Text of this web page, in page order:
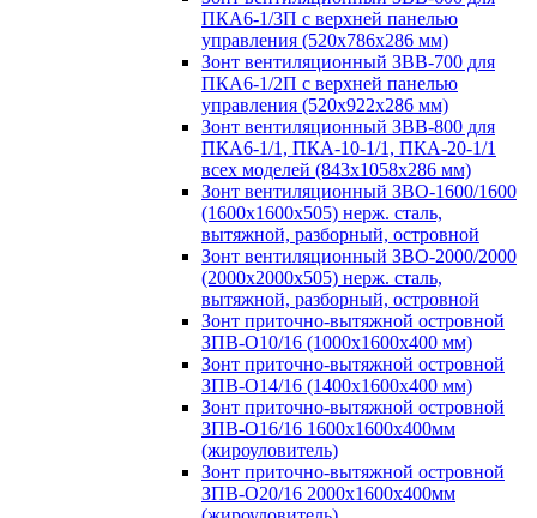
ПКА6-1/3П с верхней панелью
управления (520х786х286 мм)
Зонт вентиляционный ЗВВ-700 для
ПКА6-1/2П с верхней панелью
управления (520х922х286 мм)
Зонт вентиляционный ЗВВ-800 для
ПКА6-1/1, ПКА-10-1/1, ПКА-20-1/1
всех моделей (843х1058х286 мм)
Зонт вентиляционный ЗВО-1600/1600
(1600х1600х505) нерж. сталь,
вытяжной, разборный, островной
Зонт вентиляционный ЗВО-2000/2000
(2000х2000х505) нерж. сталь,
вытяжной, разборный, островной
Зонт приточно-вытяжной островной
ЗПВ-О10/16 (1000х1600х400 мм)
Зонт приточно-вытяжной островной
ЗПВ-О14/16 (1400х1600х400 мм)
Зонт приточно-вытяжной островной
ЗПВ-О16/16 1600х1600х400мм
(жироуловитель)
Зонт приточно-вытяжной островной
ЗПВ-О20/16 2000х1600х400мм